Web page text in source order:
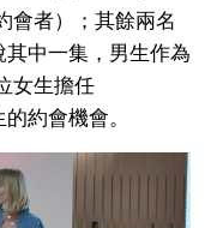
會者）；其餘兩名
中一集，男生作為
女生擔任
約會機會。